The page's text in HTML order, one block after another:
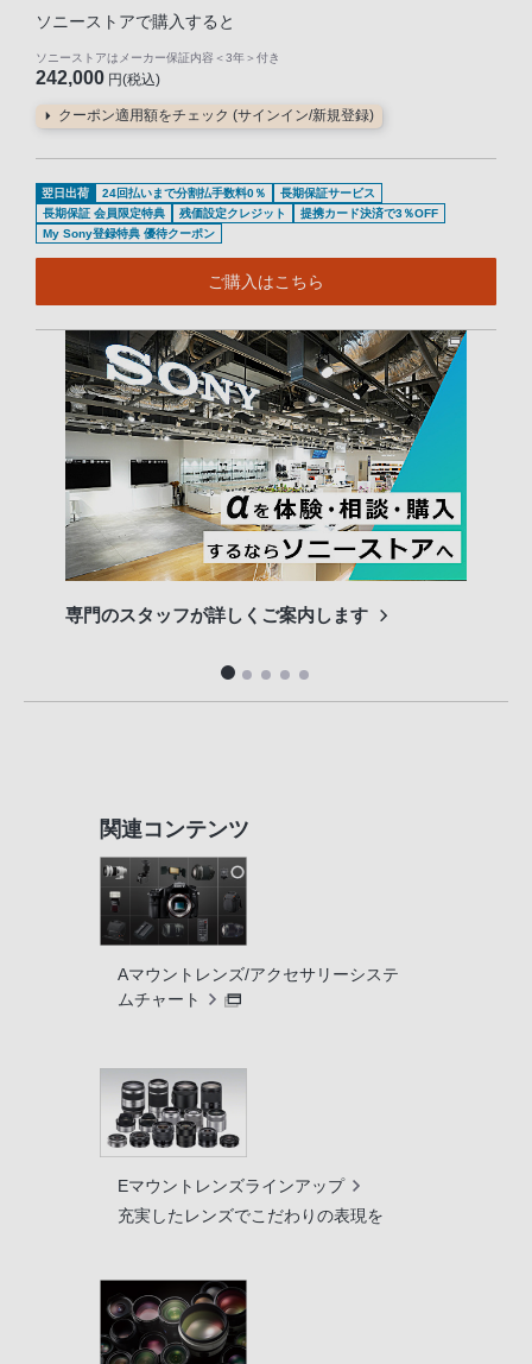
ソニーストアで購入すると
ソニーストアはメーカー保証内容 ＜3年＞ 付き
242,000 円(税込)
クーポン適用額をチェック (サインイン/新規登録)
翌日出荷 24回払いまで分割払手数料0％
長期保証サービス
長期保証 会員限定特典
残価設定クレジット
提携カード決済で3％OFF
My Sony登録特典 優待クーポン
ご購入はこちら
専門のスタッフが詳しくご案内します
関連コンテンツ
Aマウントレンズ/アクセサリーシステ
ムチャート
Eマウントレンズラインアップ
充実したレンズでこだわりの表現を